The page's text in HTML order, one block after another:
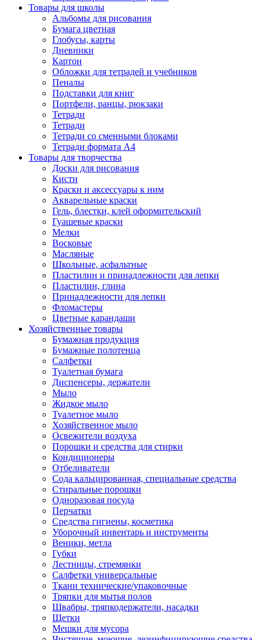
Товары для школы
Альбомы для рисования
Бумага цветная
Глобусы, карты
Дневники
Картон
Обложки для тетрадей и учебников
Пеналы
Подставки для книг
Портфели, ранцы, рюкзаки
Тетради
Тетради
Тетради со сменными блоками
Тетради формата А4
Товары для творчества
Доски для рисования
Кисти
Краски и аксессуары к ним
Акварельные краски
Гель, блестки, клей оформительский
Гуашевые краски
Мелки
Восковые
Масляные
Школьные, асфальтные
Пластилин и принадлежности для лепки
Пластилин, глина
Принадлежности для лепки
Фломастеры
Цветные карандаши
Хозяйственные товары
Бумажная продукция
Бумажные полотенца
Салфетки
Туалетная бумага
Диспенсеры, держатели
Мыло
Жидкое мыло
Туалетное мыло
Хозяйственное мыло
Освежители воздуха
Порошки и средства для стирки
Кондиционеры
Отбеливатели
Сода кальцированная, специальные средства
Стиральные порошки
Одноразовая посуда
Перчатки
Средства гигиены, косметика
Уборочный инвентарь и инструменты
Веники, метла
Губки
Лестницы, стремянки
Салфетки универсальные
Ткани технические/упаковочные
Тряпки для мытья полов
Швабры, тряпкодержатели, насадки
Щетки
Мешки для мусора